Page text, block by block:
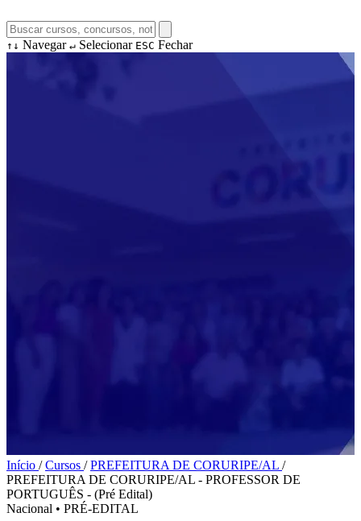
↑↓ Navegar ↵ Selecionar ESC Fechar
Início / Cursos / PREFEITURA DE CORURIPE/AL /
PREFEITURA DE CORURIPE/AL - PROFESSOR DE
PORTUGUÊS - (Pré Edital)
Nacional • PRÉ-EDITAL